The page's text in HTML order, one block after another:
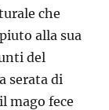
che
alla sua
del
serata di
mago fece